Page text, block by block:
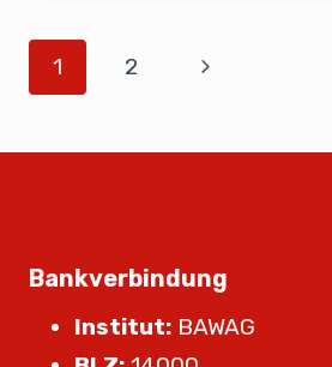
1 2
Bankverbindung
Institut: BAWAG